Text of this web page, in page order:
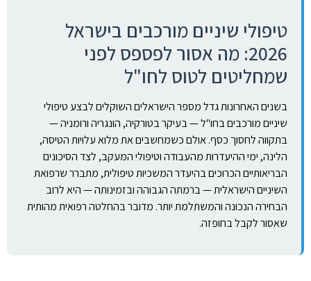
טיפולי שיניים מורכבים בישראל
2026: מה אסור לפספס לפני
שמחליטים לטוס לחו"ל
בשנים האחרונות גדל מספר הישראלים השוקלים לבצע טיפולי
שיניים מורכבים בחו"ל — בעיקר בטורקיה, הונגריה ורומניה —
בתקווה לחסוך כסף. אולם כשמחשבים את מלוא עלויות הטיסה,
הלינה, ימי ההיעדרות מהעבודה וטיפולי המעקב, לצד הסיכונים
הבריאותיים הכרוכים בהיעדר המשכיות טיפולית, מתברר שרפואת
השיניים הישראלית — ברמתה הגבוהה ובזמינותה — היא לרוב
הבחירה הנכונה והמשתלמת יותר. מדובר בהחלטה רפואית מהותית
שאסור לקבל בחופזה.